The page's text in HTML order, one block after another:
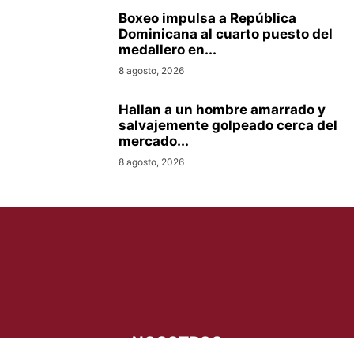
Boxeo impulsa a República
Dominicana al cuarto puesto del
medallero en...
8 agosto, 2026
Hallan a un hombre amarrado y
salvajemente golpeado cerca del
mercado...
8 agosto, 2026